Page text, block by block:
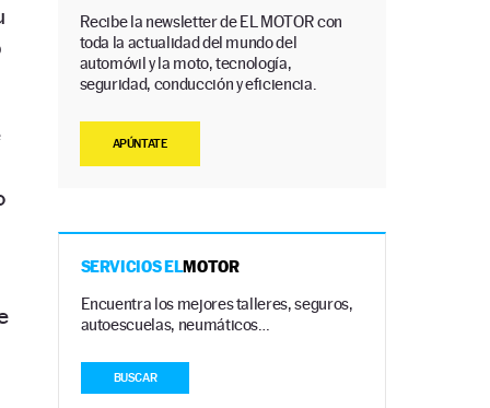
Recibe la newsletter de EL MOTOR con
toda la actualidad del mundo del
automóvil y la moto, tecnología,
seguridad, conducción y eficiencia.
APÚNTATE
SERVICIOS ELMOTOR
Encuentra los mejores talleres, seguros,
autoescuelas, neumáticos…
BUSCAR